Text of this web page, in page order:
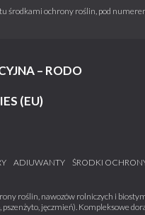
środkami ochrony roślin, pod
– RODO
(EU)
ADIUWANTY ŚRODKI
roślin, nawozów rolniczych i
pszenżyto, jęczmień). Kompleksowe